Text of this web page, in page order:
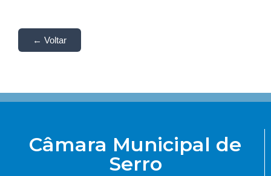
← Voltar
Câmara Municipal de
Serro